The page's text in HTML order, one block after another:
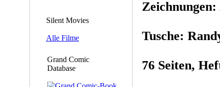
Silent Movies
Alle Filme
Grand Comic
Database
Tusche:
76 Seiten,